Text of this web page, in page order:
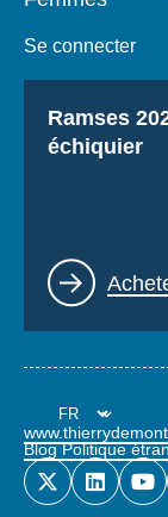
Se connecter
Titre
Ramses
échiquier
Lien
Blog Politique